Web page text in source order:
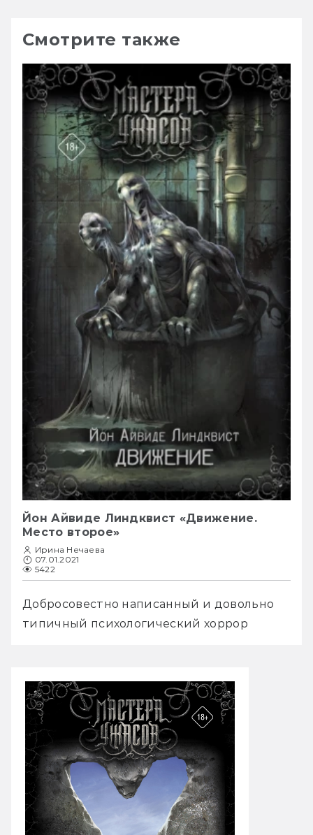
Смотрите также
Йон Айвиде Линдквист «Движение.
Место второе»
Ирина Нечаева
07.01.2021
5422
Добросовестно написанный и довольно
типичный психологический хоррор